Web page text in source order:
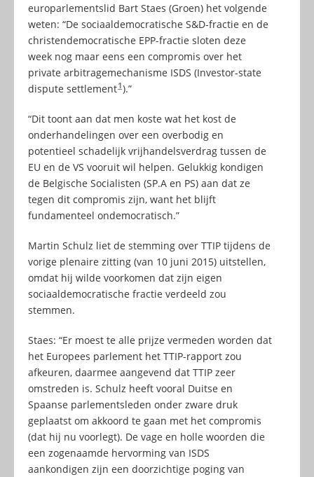
europarlementslid Bart Staes (Groen) het volgende
weten: “De sociaaldemocratische S&D-fractie en de
christendemocratische EPP-fractie sloten deze
week nog maar eens een compromis over het
private arbitragemechanisme ISDS (Investor-state
dispute settlement1).”
“Dit toont aan dat men koste wat het kost de
onderhandelingen over een overbodig en
potentieel schadelijk vrijhandelsverdrag tussen de
EU en de VS vooruit wil helpen. Gelukkig kondigen
de Belgische Socialisten (SP.A en PS) aan dat ze
tegen dit compromis zijn, want het blijft
fundamenteel ondemocratisch.”
Martin Schulz liet de stemming over TTIP tijdens de
vorige plenaire zitting (van 10 juni 2015) uitstellen,
omdat hij wilde voorkomen dat zijn eigen
sociaaldemocratische fractie verdeeld zou
stemmen.
Staes: “Er moest te alle prijze vermeden worden dat
het Europees parlement het TTIP-rapport zou
afkeuren, daarmee aangevend dat TTIP zeer
omstreden is. Schulz heeft vooral Duitse en
Spaanse parlementsleden onder zware druk
geplaatst om akkoord te gaan met het compromis
(dat hij nu voorlegt). De vage en holle woorden die
een zogenaamde hervorming van ISDS
aankondigen zijn een doorzichtige poging van